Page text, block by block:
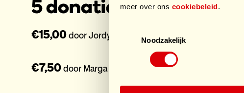
meer over ons cookiebeleid.
Noodzakelijk
5 donaties
€15,00door Jordy
€7,50door Marga